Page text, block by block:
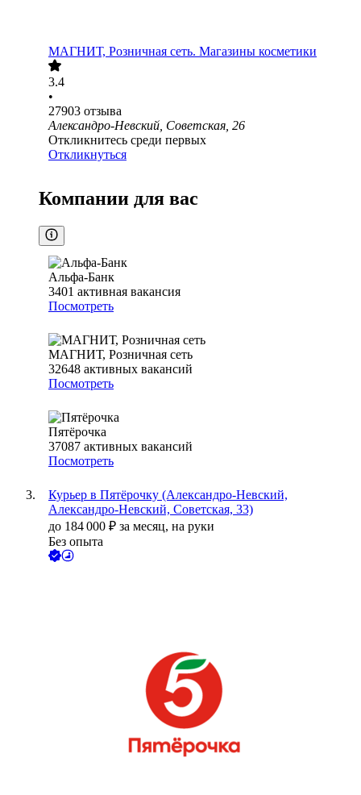
МАГНИТ, Розничная сеть. Магазины косметики
3.4
•
27903 отзыва
Александро-Невский, Советская, 26
Откликнитесь среди первых
Откликнуться
Компании для вас
Альфа-Банк
3401 активная вакансия
Посмотреть
МАГНИТ, Розничная сеть
32648 активных вакансий
Посмотреть
Пятёрочка
37087 активных вакансий
Посмотреть
Курьер в Пятёрочку (Александро-Невский,
Александро-Невский, Советская, 33)
до 184 000 ₽ за месяц, на руки
Без опыта